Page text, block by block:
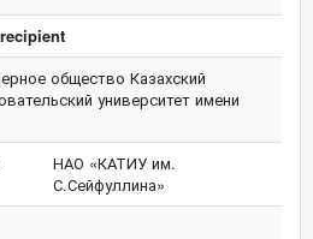
общество Казахский
университет имени
НАО «КАТИУ им.
С.Сейфуллина»